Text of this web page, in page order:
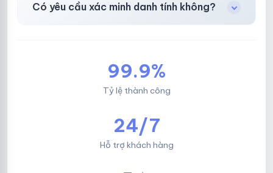
Có yêu cầu xác minh danh tính không?
99.9%
Tỷ lệ thành công
24/7
Hỗ trợ khách hàng